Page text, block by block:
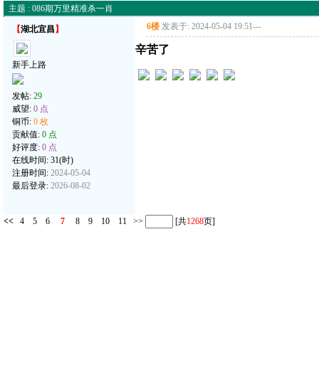
主题 : 086期万里精准杀一肖
【湖北宜昌 】
新手上路
发帖: 29
威望: 0 点
铜币: 0 枚
贡献值: 0 点
好评度: 0 点
在线时间: 31(时)
注册时间: 2024-05-04
最后登录: 2026-08-02
6楼 发表于: 2024-05-04 19:51---
辛苦了
<< 4 5 6 7 8 9 10 11 >> [共1268页]